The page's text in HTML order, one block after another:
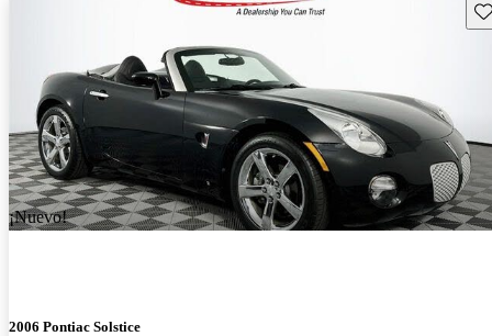
¡Nuevo!
2006 Pontiac Solstice